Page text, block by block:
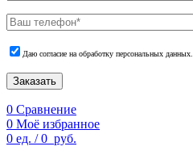
Даю согласие на обработку персональных данных.
Заказать
0 Сравнение
0 Моё избранное
0 ед. / 0 руб.